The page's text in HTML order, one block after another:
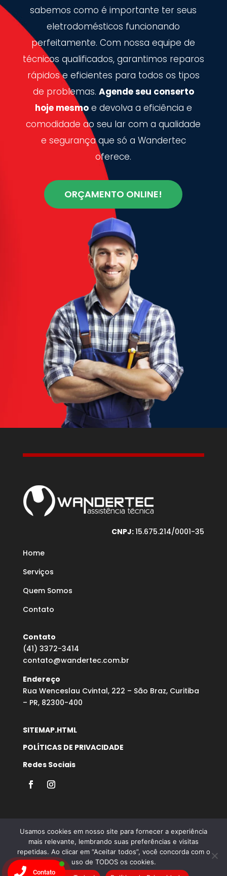
sabemos como é importante ter seus
eletrodomésticos funcionando
perfeitamente. Com nossa equipe de
técnicos qualificados, garantimos reparos
rápidos e eficientes para todos os tipos
de problemas. Agende seu conserto
hoje mesmoe devolva a eficiência e
comodidade ao seu lar com a qualidade
e segurança que só a Wandertec
oferece.
ORÇAMENTO ONLINE!
CNPJ:15.675.214/0001-35
Home
Serviços
Quem Somos
Contato
Contato
(41) 3372-3414
contato@wandertec.com.br
Endereço
Rua Wenceslau Cvintal, 222 – São Braz, Curitiba
– PR, 82300-400
SITEMAP.HTML
POLÍTICAS DE PRIVACIDADE
Redes Sociais
Desenvolvido por Agência Microsenior | Websites e
Posicionamento Google
Usamos cookies em nosso site para fornecer a experiência
mais relevante, lembrando suas preferências e visitas
repetidas. Ao clicar em “Aceitar todos”, você concorda com o
uso de TODOS os cookies.
Contato